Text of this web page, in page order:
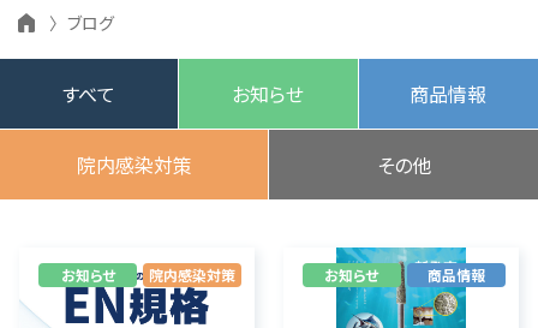
ブログ
すべて お知らせ 商品情報
院内感染対策 その他
お知らせ 院内感染対策 お知らせ 商品情報